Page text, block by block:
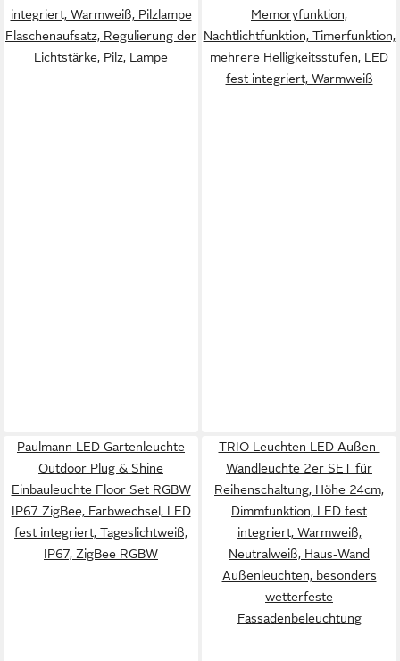
integriert, Warmweiß, Pilzlampe
Flaschenaufsatz, Regulierung der
Lichtstärke, Pilz, Lampe
Memoryfunktion,
Nachtlichtfunktion, Timerfunktion,
mehrere Helligkeitsstufen, LED
fest integriert, Warmweiß
Paulmann LED Gartenleuchte
Outdoor Plug & Shine
Einbauleuchte Floor Set RGBW
IP67 ZigBee, Farbwechsel, LED
fest integriert, Tageslichtweiß,
IP67, ZigBee RGBW
TRIO Leuchten LED Außen-
Wandleuchte 2er SET für
Reihenschaltung, Höhe 24cm,
Dimmfunktion, LED fest
integriert, Warmweiß,
Neutralweiß, Haus-Wand
Außenleuchten, besonders
wetterfeste
Fassadenbeleuchtung